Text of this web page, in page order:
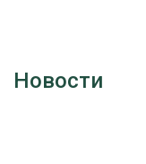
Новости